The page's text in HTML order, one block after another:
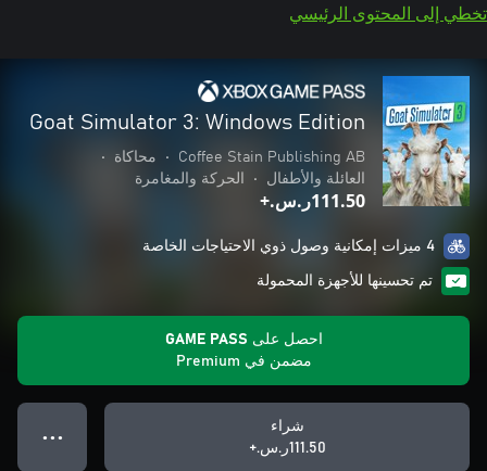
تخطي إلى المحتوى الرئيسي
Goat Simulator 3: Windows Edition
Coffee Stain Publishing AB
• محاكاة
•
العائلة والأطفال
• الحركة والمغامرة
‪ر.س.‏‎111.50‬+
4 ميزات إمكانية وصول ذوي الاحتياجات الخاصة
تم تحسينها للأجهزة المحمولة
احصل على GAME PASS
مضمن في Premium
شراء
‪ر.س.‏‎111.50‬+
● ● ●